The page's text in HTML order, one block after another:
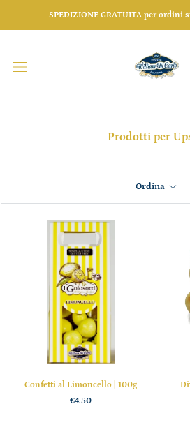
SPEDIZIONE GRATUITA per ordini
Prodotti per
Ordina
Confetti al Limoncello | 100g
€4.50